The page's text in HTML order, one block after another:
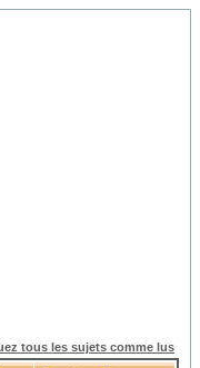
tous les sujets comme lus